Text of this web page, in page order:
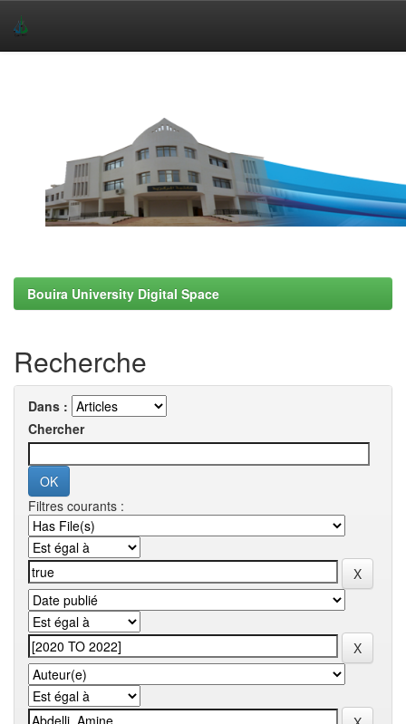
Bouira University Digital Space
Recherche
Dans :
Chercher
Filtres courants :